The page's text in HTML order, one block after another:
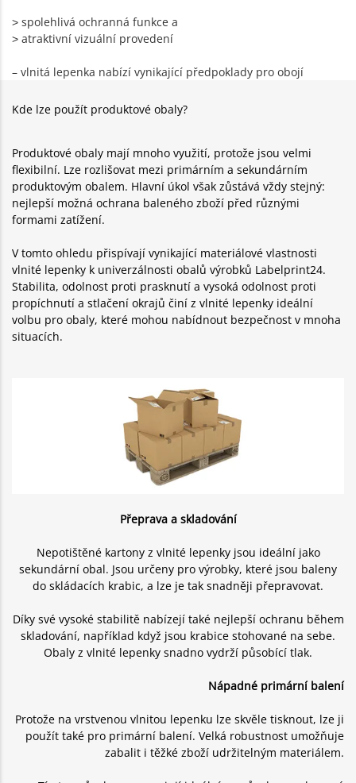
˃ spolehlivá ochranná funkce a
˃ atraktivní vizuální provedení
– vlnitá lepenka nabízí vynikající předpoklady pro obojí
Kde lze použít produktové obaly?
Produktové obaly mají mnoho využití, protože jsou velmi
flexibilní. Lze rozlišovat mezi primárním a sekundárním
produktovým obalem. Hlavní úkol však zůstává vždy stejný:
nejlepší možná ochrana baleného zboží před různými
formami zatížení.
V tomto ohledu přispívají vynikající materiálové vlastnosti
vlnité lepenky k univerzálnosti obalů výrobků Labelprint24.
Stabilita, odolnost proti prasknutí a vysoká odolnost proti
propíchnutí a stlačení okrajů činí z vlnité lepenky ideální
volbu pro obaly, které mohou nabídnout bezpečnost v mnoha
situacích.
Přeprava a skladování
Nepotištěné kartony z vlnité lepenky jsou ideální jako
sekundární obal. Jsou určeny pro výrobky, které jsou baleny
do skládacích krabic, a lze je tak snadněji přepravovat.
Díky své vysoké stabilitě nabízejí také nejlepší ochranu během
skladování, například když jsou krabice stohované na sebe.
Obaly z vlnité lepenky snadno vydrží působící tlak.
Nápadné primární balení
Protože na vrstvenou vlnitou lepenku lze skvěle tisknout, lze ji
použít také pro primární balení. Velká robustnost umožňuje
zabalit i těžké zboží udržitelným materiálem.